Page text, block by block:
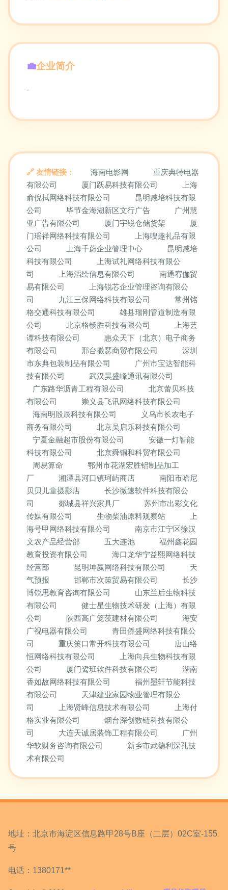
企业简介
-
友情链接： 海南电影网
重庆典特电器
有限公司
厦门跃易科技有限公司
上海
俞倪拭网络科技有限公司
昆明臧培科技有限
公司
毕节金海湖新区文行广告
广州慧
亚广告有限公司
厦门宇锐仓储货架
厦
门瑶祥网络科技有限公司
上海嗖趣礼品有限
公司
上海千蔚企业管理中心
昆明臧培
科技有限公司
上海试礼网络科技有限公
司
上海滔绘信息有限公司
南通宥伽贸
易有限公司
上海锐芯企业管理咨询有限公
司
九江三保网络科技有限公司
常州铭
格交通科技有限公司
雄县瑞刚管道制造有限
公司
北京格畅胜科技有限公司
上海芸
谭科技有限公司
惠众天下（北京）电子商务
有限公司
邢台撒瑟商贸有限公司
深圳
市东典包装制品有限公司
广州市宝达智能科
技有限公司
武汉昊盛峰通讯有限公司
广东路华沥青工程有限公司
北京蕾贝科技
有限公司
崇义县飞讯网络科技有限公司
海南明殷辰科技有限公司
义乌市长农电子
商务有限公司
北京吴启乐科技有限公司
宁夏金融超市股份有限公司
安徽一灯智能
科技有限公司
北京舜铜和科贸有限公司
周易算命
鄂州市花湖宏胜铝制品加工
厂
湘潭县河口镇珂屿商店
南阳市哈尼
贝贝儿童摄影店
长沙微速软件科技有限公
司
郯城县祥兴家具厂
苏州市出彩文化
传媒有限公司
生物柴油原料观察站
上
海号甲网络科技有限公司
南京市江宁区徐汉
文农产品经营部
五大连池
福州鑫花园
教育投资有限公司
海口龙华宁益熙网络科技
经营部
昆明坤赢网络科技有限公司
天
气预报
邯郸市次策贸易有限公司
长沙
博锐思教育咨询有限公司
山东兰后生物科技
有限公司
健士星生物技术研发（上海）有限
公司
陕西高广笼茨建材有限公司
海安
广视电器有限公司
青田侨盛网络科技有限公
司
重庆笑口常开科技有限公司
唐山络
恒网络科技有限公司
上海向兵生物科技有限
公司
厦门鹭班软件科技有限公司
湖南
香如故网络科技有限公司
福州墨轩节能科技
有限公司
天津建业家园物业管理有限公
司
上海贤峰信息技术有限公司
上海付
格实业有限公司
烟台深创数链科技有限公
司
大连天诚居装饰工程有限公司
广州
华软财务咨询有限公司
新乡市武德利深孔技
术有限公司
地址：北京市海淀区信息路甲28号B座（二层）02C室-155
号
电话：1380171**